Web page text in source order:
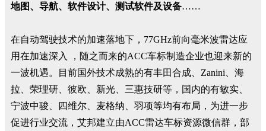
地图、导航、软件设计、测试软件及设备……
在自动驾驶技术的加速落地下，77GHz前向毫米波雷达应
用在加速深入 ，随之而来的ACC车标制造企业也迎来新的
一波机遇。目前国外技术成熟的有丰田合成、Zanini、海
拉、荣理研、彼欧、新光、三惠技研等，国内的有敏实、
宁波中骏、四维尔、麦格纳、羽项等均有布局，为进一步
促进行业交流，艾邦建立由ACC雷达车标资源微信群，部